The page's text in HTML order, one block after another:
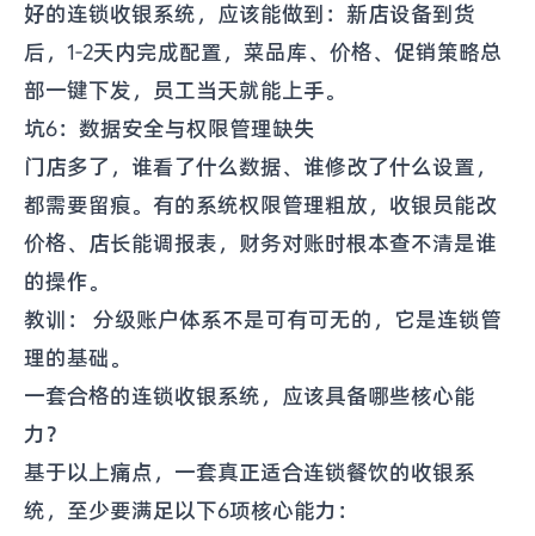
好的连锁收银系统，应该能做到：新店设备到货
后，1-2天内完成配置，菜品库、价格、促销策略总
部一键下发，员工当天就能上手。
坑6：数据安全与权限管理缺失
门店多了，谁看了什么数据、谁修改了什么设置，
都需要留痕。有的系统权限管理粗放，收银员能改
价格、店长能调报表，财务对账时根本查不清是谁
的操作。
教训： 分级账户体系不是可有可无的，它是连锁管
理的基础。
一套合格的连锁收银系统，应该具备哪些核心能
力？
基于以上痛点，一套真正适合连锁餐饮的收银系
统，至少要满足以下6项核心能力：